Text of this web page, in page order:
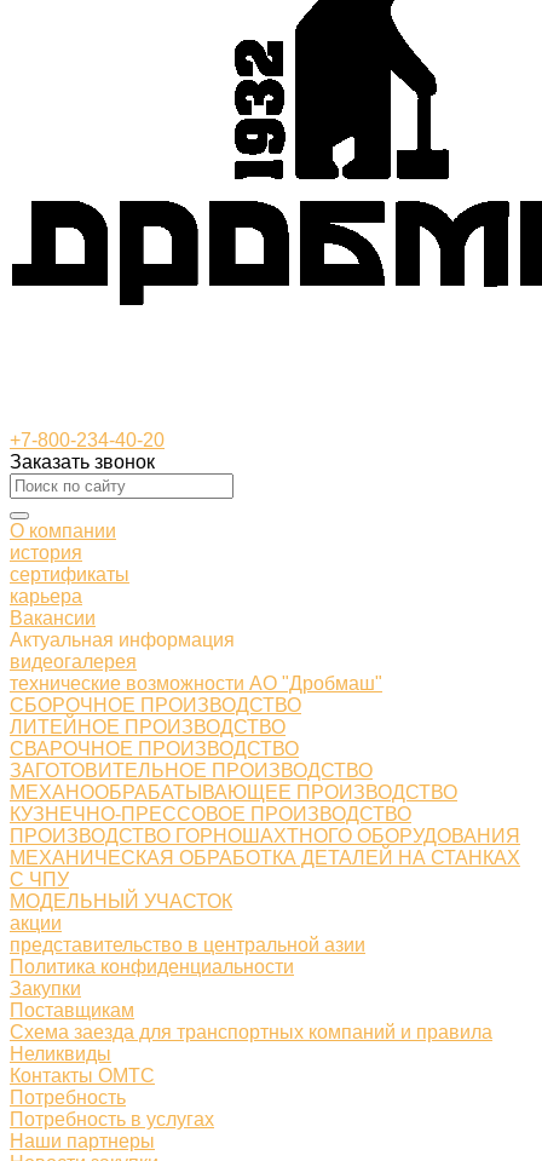
+7-800-234-40-20
Заказать звонок
О компании
история
сертификаты
карьера
Вакансии
Актуальная информация
видеогалерея
технические возможности АО "Дробмаш"
СБОРОЧНОЕ ПРОИЗВОДСТВО
ЛИТЕЙНОЕ ПРОИЗВОДСТВО
СВАРОЧНОЕ ПРОИЗВОДСТВО
ЗАГОТОВИТЕЛЬНОЕ ПРОИЗВОДСТВО
МЕХАНООБРАБАТЫВАЮЩЕЕ ПРОИЗВОДСТВО
КУЗНЕЧНО-ПРЕССОВОЕ ПРОИЗВОДСТВО
ПРОИЗВОДСТВО ГОРНОШАХТНОГО ОБОРУДОВАНИЯ
МЕХАНИЧЕСКАЯ ОБРАБОТКА ДЕТАЛЕЙ НА СТАНКАХ
С ЧПУ
МОДЕЛЬНЫЙ УЧАСТОК
акции
представительство в центральной азии
Политика конфиденциальности
Закупки
Поставщикам
Схема заезда для транспортных компаний и правила
Неликвиды
Контакты ОМТС
Потребность
Потребность в услугах
Наши партнеры